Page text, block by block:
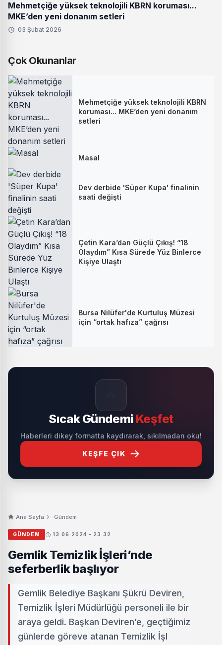
Mehmetçiğe yüksek teknolojili KBRN koruması...
MKE’den yeni donanım setleri
03 Şubat 2026
Çok Okunanlar
Mehmetçiğe yüksek teknolojili KBRN
koruması... MKE’den yeni donanım
setleri
Masal
Dev derbide 'Süper Kupa' finalinin
saati değişti
Çetin Kara’dan Güçlü Çıkış! “18
Olaydım” Kısa Sürede Yüz Binlerce
Kişiye Ulaştı
Bursa Nilüfer'de Kurtuluş Müzesi
için “ortak hafıza” çağrısı
Sıcak Gündemi Keşfet
Haberleri dikey formatta kaydırarak, sıkılmadan oku!
KEŞFE ÇIK
Ana Sayfa Gündem
GÜNDEM 13.06.2024 - 23:32
Gemlik Temizlik İşleri’nde
seferberlik başlıyor
Gemlik Belediye Başkanı Şükrü Deviren,
Temizlik İşleri Müdürlüğü personeli ile bir
araya geldi. Başkan Deviren’e, geçtiğimiz
günlerde göreve atanan Temizlik İşl